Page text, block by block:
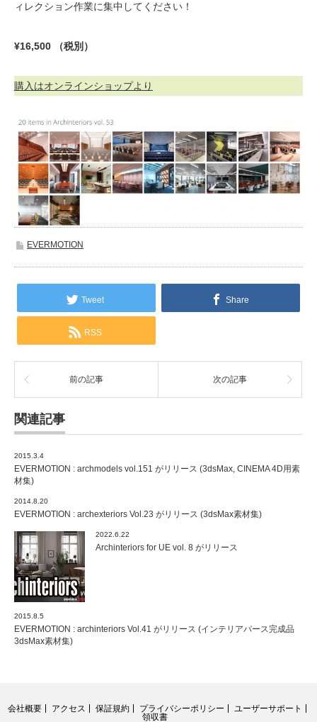
ィレクション作業に集中してください！
¥16,500 （税別）
購入はオンラインショップより
EVERMOTION
Tweet Share
RSS
前の記事 次の記事
関連記事
2015.3.4
EVERMOTION : archmodels vol.151 がリリース (3dsMax, CINEMA 4D用素
材集)
2014.8.20
EVERMOTION : archexteriors Vol.23 がリリース (3dsMax素材集)
2022.6.22
Archinteriors for UE vol. 8 がリリース
2015.8.5
EVERMOTION : archinteriors Vol.41 がリリース (インテリアパース完成品
3dsMax素材集)
会社概要 アクセス 保証規約 プライバシーポリシー
ユーザーサポート
領収書